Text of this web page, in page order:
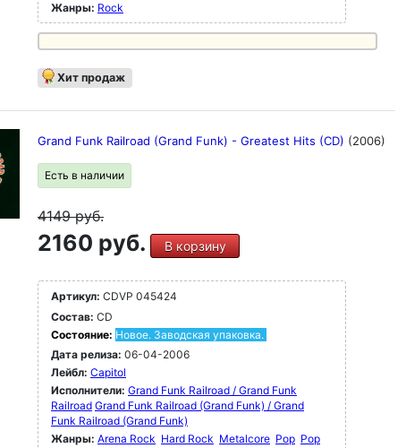
Жанры: Rock
Хит продаж
Grand Funk Railroad (Grand Funk) - Greatest Hits (CD) (2006)
Есть в наличии
4149руб.
2160 руб. В корзину
Артикул: CDVP 045424
Состав: CD
Состояние: Новое. Заводская упаковка.
Дата релиза: 06-04-2006
Лейбл: Capitol
Исполнители: Grand Funk Railroad / Grand Funk
Railroad Grand Funk Railroad (Grand Funk) / Grand
Funk Railroad (Grand Funk)
Жанры: Arena Rock Hard Rock Metalcore Pop Pop